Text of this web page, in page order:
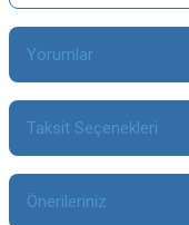
Yorumlar
Bu
Taksit Seçenekleri
Önerileriniz